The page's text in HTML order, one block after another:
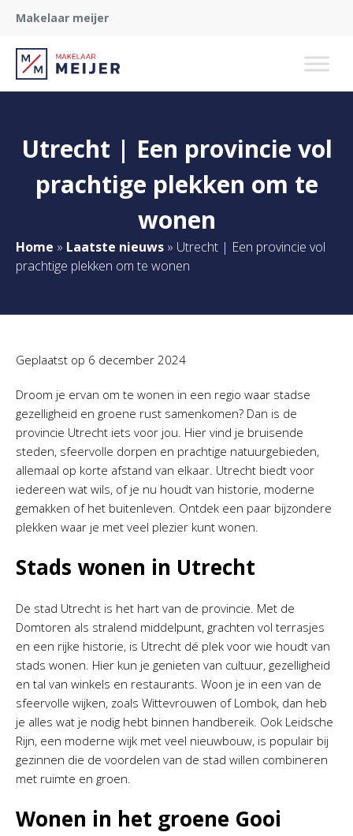
Makelaar meijer
Utrecht | Een provincie vol
prachtige plekken om te
wonen
Home » Laatste nieuws » Utrecht | Een provincie vol
prachtige plekken om te wonen
Geplaatst op 6 december 2024
Droom je ervan om te wonen in een regio waar stadse
gezelligheid en groene rust samenkomen? Dan is de
provincie Utrecht iets voor jou. Hier vind je bruisende
steden, sfeervolle dorpen en prachtige natuurgebieden,
allemaal op korte afstand van elkaar. Utrecht biedt voor
iedereen wat wils, of je nu houdt van historie, moderne
gemakken of het buitenleven. Ontdek een paar bijzondere
plekken waar je met veel plezier kunt wonen.
Stads wonen in Utrecht
De stad Utrecht is het hart van de provincie. Met de
Domtoren als stralend middelpunt, grachten vol terrasjes
en een rijke historie, is Utrecht dé plek voor wie houdt van
stads wonen. Hier kun je genieten van cultuur, gezelligheid
en tal van winkels en restaurants. Woon je in een van de
sfeervolle wijken, zoals Wittevrouwen of Lombok, dan heb
je alles wat je nodig hebt binnen handbereik. Ook Leidsche
Rijn, een moderne wijk met veel nieuwbouw, is populair bij
gezinnen die de voordelen van de stad willen combineren
met ruimte en groen.
Wonen in het groene Gooi